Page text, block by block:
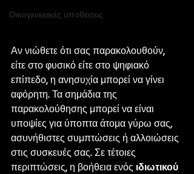
Οικογενειακές υποθέσεις
Αν νιώθετε ότι σας παρακολουθούν,
είτε στο φυσικό είτε στο ψηφιακό
επίπεδο, η ανησυχία μπορεί να γίνει
αφόρητη. Τα σημάδια της
παρακολούθησης μπορεί να είναι
υποψίες για ύποπτα άτομα γύρω σας,
ασυνήθιστες συμπτώσεις ή αλλοιώσεις
στις συσκευές σας. Σε τέτοιες
περιπτώσεις, η βοήθεια ενός ιδιωτικού